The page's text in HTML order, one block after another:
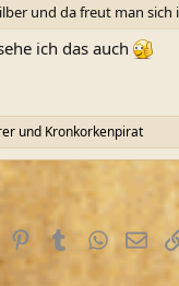
und da freut man sich
ich das auch
und Kronkorkenpirat
PinterestTumblr E-